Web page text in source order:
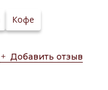
Кофе
Добавить отзыв